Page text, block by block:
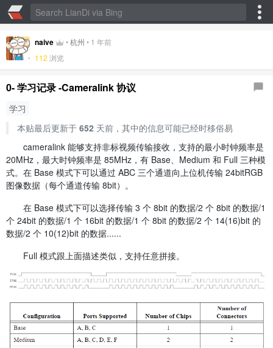
naive •杭州 • 1 年前
112 浏览
0- 学习记录 -Cameralink 协议
学习
本贴最后更新于 652天前，其中的信息可能已经时移俗易
cameralink 能够支持非标视频传输接收，支持的最小时钟频率是
20MHz，最大时钟频率是 85MHz，有 Base、Medium 和 Full 三种模
式。在 Base 模式下可以通过 ABC 三个通道向上位机传输 24bitRGB
图像数据（每个通道传输 8bit）。
在 Base 模式下可以选择传输 3 个 8bit 的数据/2 个 8bit 的数据/1
个 24bit 的数据/1 个 16bit 的数据/1 个 8bit 的数据/2 个 14(16)bit 的
数据/2 个 10(12)bit 的数据......
Full 模式跟上面描述类似，支持任意拼接。